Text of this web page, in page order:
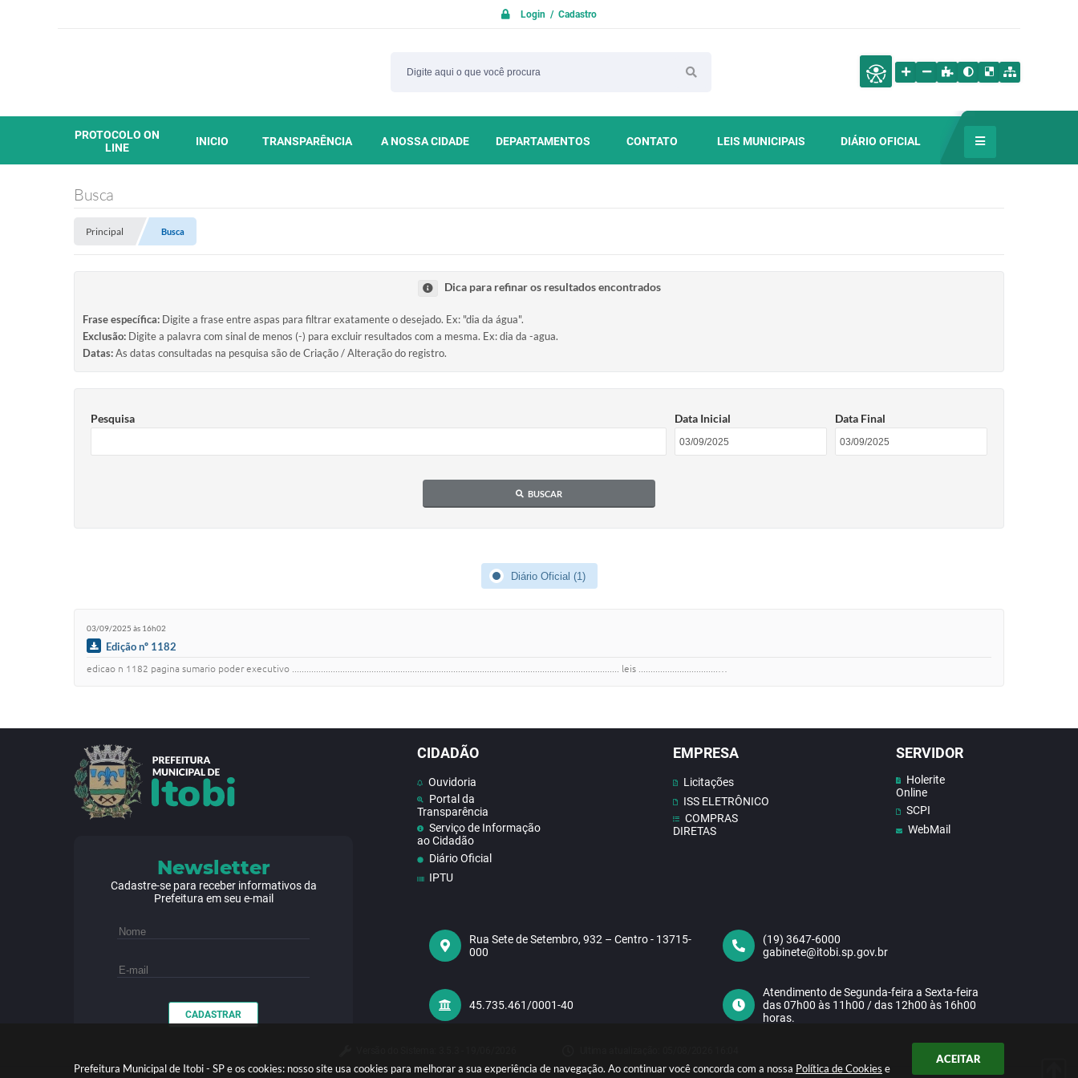
Prefeitura Municipal de Itobi - SP e os cookies: nosso site usa cookies para melhorar a sua experiência de navegação. Ao continuar você concorda com a nossa Política de Cookies e
ACEITAR
Login / Cadastro
PROTOCOLO ON
LINE
INICIO TRANSPARÊNCIA A NOSSA CIDADE DEPARTAMENTOS CONTATO LEIS MUNICIPAIS DIÁRIO OFICIAL
Busca
Principal Busca
Dica para refinar os resultados encontrados
Frase específica: Digite a frase entre aspas para filtrar exatamente o desejado. Ex: "dia da água".
Exclusão: Digite a palavra com sinal de menos (-) para excluir resultados com a mesma. Ex: dia da -agua.
Datas:As datas consultadas na pesquisa são de Criação / Alteração do registro.
Pesquisa Data Inicial Data Final
BUSCAR
Diário Oficial (1)
03/09/2025 às 16h02
Edição nº 1182
edicao n 1182 pagina sumario poder executivo ........................................................................................................................................ leis .................................…
CIDADÃO
Ouvidoria
Portal da
Transparência
Serviço de Informação
ao Cidadão
Diário Oficial
IPTU
Concursos
Contas publicas
Telefones Úteis
EMPRESA
Licitações
ISS ELETRÔNICO
COMPRAS
DIRETAS
SERVIDOR
Holerite
Online
SCPI
WebMail
Rua Sete de Setembro, 932 – Centro - 13715-
000
(19) 3647-6000
gabinete@itobi.sp.gov.br
45.735.461/0001-40
Atendimento de Segunda-feira a Sexta-feira
das 07h00 às 11h00 / das 12h00 às 16h00
horas.
Newsletter
Cadastre-se para receber informativos da
Prefeitura em seu e-mail
CADASTRAR